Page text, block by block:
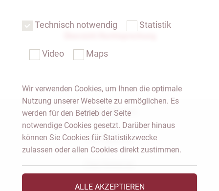
Notar Dresden
Fachgebiete
Das Notariat
Technisch notwendig Statistik
Video Maps
Wir verwenden Cookies, um Ihnen die optimale
Nutzung unserer Webseite zu ermöglichen. Es
werden für den Betrieb der Seite
notwendige Cookies gesetzt. Darüber hinaus
können Sie Cookies für Statistikzwecke
zulassen oder allen Cookies direkt zustimmen.
ALLE AKZEPTIEREN